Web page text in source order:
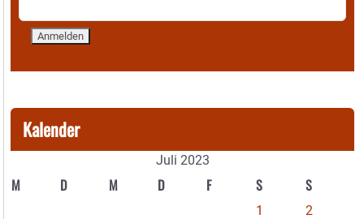
Kalender
Juli 2023
M D M D F S S
1
2